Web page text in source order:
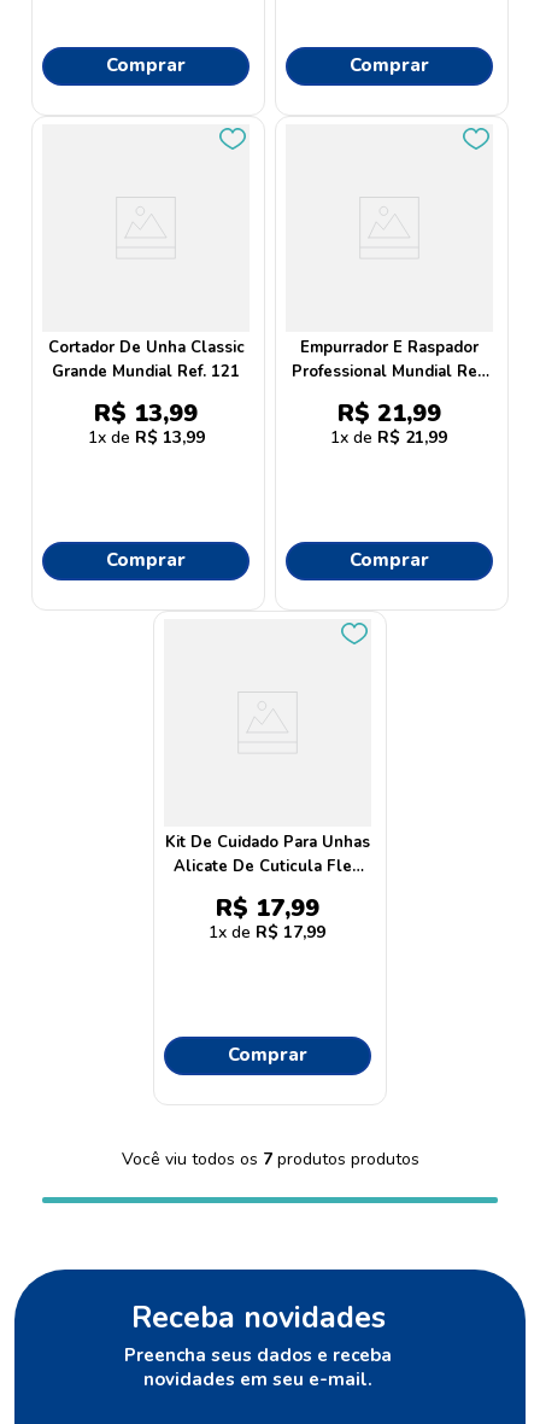
Comprar Comprar
Cortador De Unha Classic
Grande Mundial Ref. 121
R$ 13,99
1 R$ 13,99
Comprar
Empurrador E Raspador
Professional Mundial Ref.
R$ 21,99
1 R$ 21,99
Comprar
Kit De Cuidado Para Unhas
Alicate De Cuticula Flex
Sandy + Lixa Mundial
R$ 17,99
1 R$ 17,99
Comprar
Você viu todos os 7produtos
Receba novidades
Preencha seus dados e receba
novidades em seu e-mail.